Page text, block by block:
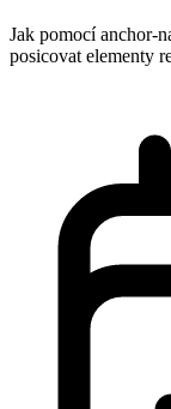
Jak pomocí anchor-
posicovat elementy